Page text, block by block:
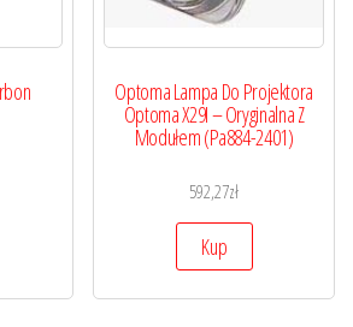
Optoma Lampa Do Projektora
Optoma X29I – Oryginalna Z
Modułem (Pa884-2401)
592,27zł
Kup